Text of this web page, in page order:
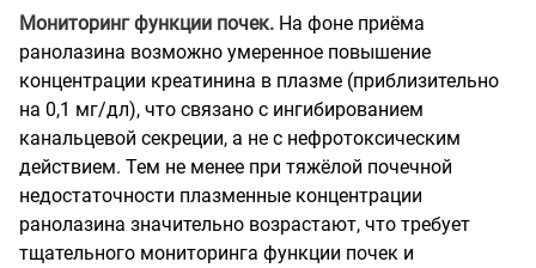
Мониторинг функции почек. На фоне приёма
ранолазина возможно умеренное повышение
концентрации креатинина в плазме (приблизительно
на 0,1 мг/дл), что связано с ингибированием
канальцевой секреции, а не с нефротоксическим
действием. Тем не менее при тяжёлой почечной
недостаточности плазменные концентрации
ранолазина значительно возрастают, что требует
тщательного мониторинга функции почек и